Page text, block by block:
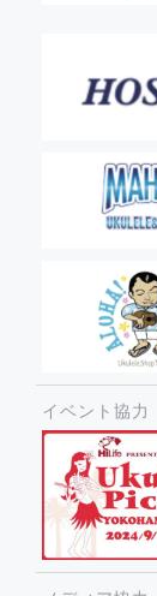
イベント協力